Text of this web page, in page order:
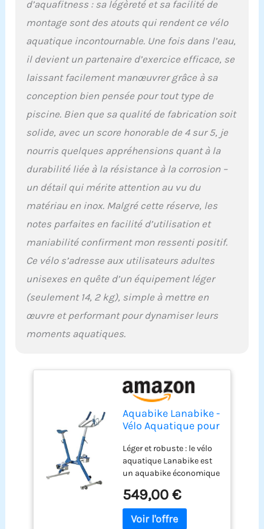
secondes Résistance et
sont utilisables pieds
nus grâce aux foostraps
une résistance de 13%
pour renforcer votre
pédalage hydraulique.
L’aquabike vous
apportera une grande
satisfaction
aquabike peut rester
immergé plusieurs jours
Cependant, pour
augmenter plus encore
sa durée de vie, sortez-le
2 à 3 fois/semaine et
rincez-le au jet à l'eau
claire et laissez sécher la
journée
d’aquafitness : sa légèreté et sa facilité de
montage sont des atouts qui rendent ce vélo
aquatique incontournable. Une fois dans l’eau,
il devient un partenaire d’exercice efficace, se
laissant facilement manœuvrer grâce à sa
conception bien pensée pour tout type de
piscine. Bien que sa qualité de fabrication soit
solide, avec un score honorable de 4 sur 5, je
nourris quelques appréhensions quant à la
durabilité liée à la résistance à la corrosion –
un détail qui mérite attention au vu du
matériau en inox. Malgré cette réserve, les
notes parfaites en facilité d’utilisation et
maniabilité confirment mon ressenti positif.
Ce vélo s’adresse aux utilisateurs adultes
unisexes en quête d’un équipement léger
(seulement 14, 2 kg), simple à mettre en
œuvre et performant pour dynamiser leurs
moments aquatiques.
Aquabike Lanabike -
Vélo Aquatique pour
Bassin - Selle
Ergonomique -
Guidon Sport -
Pédales
Antidérapantes -
Réglages Click &
Turn - Bleu -
Léger et robuste : le vélo
aquatique Lanabike est
un aquabike économique
pratiquer seul ou en
famille ou en semi-pro.
Sa légèreté en fait un vélo
549,00 €